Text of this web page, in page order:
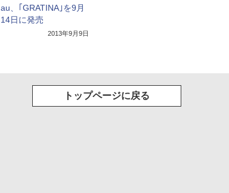
au、｢GRATINA｣を9月
14日に発売
2013年9月9日
トップページに戻る